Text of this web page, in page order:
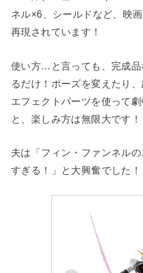
ネル×6、シールドなど、映
再現されています！
使い方…と言っても、完成
るだけ！ポーズを変えたり
エフェクトパーツを使って
と、楽しみ方は無限大です！
夫は「フィン・ファンネル
すぎる！」と大興奮でした！